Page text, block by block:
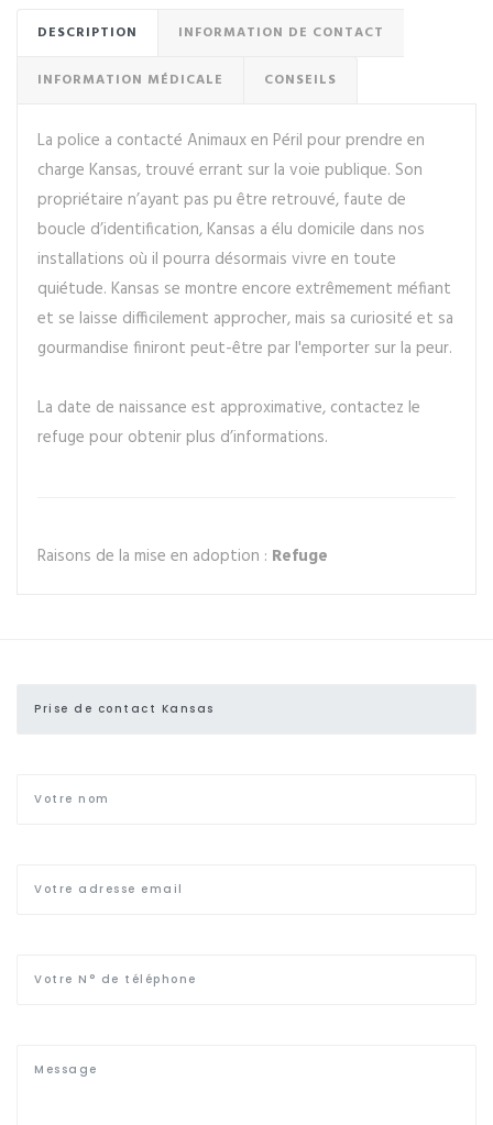
DESCRIPTION INFORMATION DE CONTACT
INFORMATION MÉDICALE CONSEILS
La police a contacté Animaux en Péril pour prendre en
charge Kansas, trouvé errant sur la voie publique. Son
propriétaire n’ayant pas pu être retrouvé, faute de
boucle d’identification, Kansas a élu domicile dans nos
installations où il pourra désormais vivre en toute
quiétude. Kansas se montre encore extrêmement méfiant
et se laisse difficilement approcher, mais sa curiosité et sa
gourmandise finiront peut-être par l'emporter sur la peur.
La date de naissance est approximative, contactez le
refuge pour obtenir plus d’informations.
Raisons de la mise en adoption : Refuge